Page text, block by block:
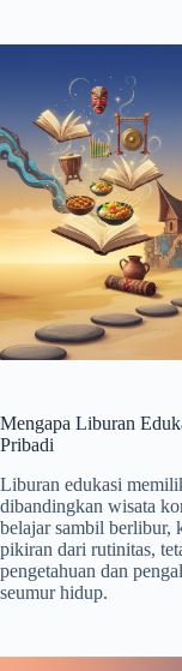
Mengapa Liburan
Pribadi
Liburan edukasi
dibandingkan wisata
belajar sambil berlibur,
pikiran dari rutinitas,
pengetahuan dan
seumur hidup.